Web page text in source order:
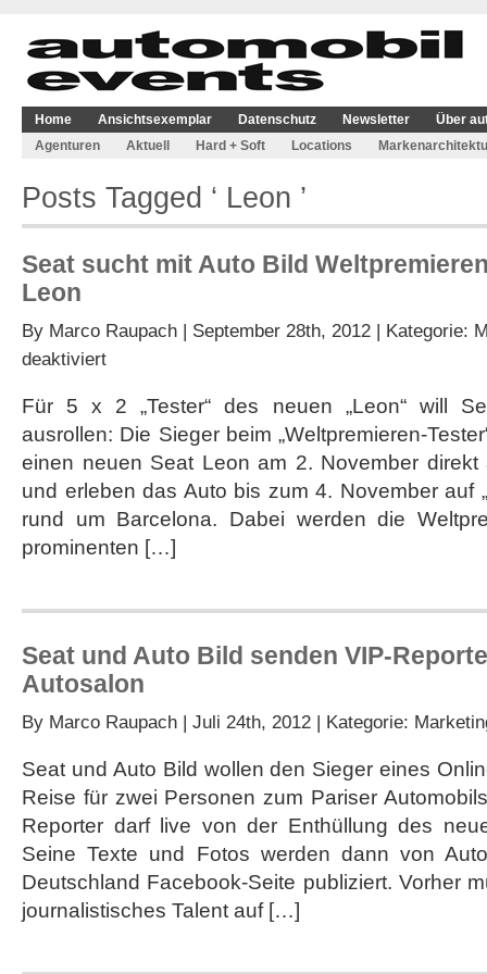
Home Ansichtsexemplar Datenschutz Newsletter
Über
Agenturen
Aktuell Hard + Soft Locations
Posts Tagged ‘ Leon ’
Seat sucht mit Auto Bild
Leon
By Marco Raupach | September 28th, 2012 | Kategorie:
deaktiviertfür
mit
Auto
Weltpremieren-
Tester
für
den
Leon
Für 5 x 2 „Tester“ des neuen „Leon“ will
ausrollen: Die Sieger beim „Weltpremieren-
einen neuen Seat Leon am 2. November
und erleben das Auto bis zum 4. November auf
rund um Barcelona. Dabei werden die
prominenten […]
Seat und Auto Bild senden VIP-
Autosalon
By Marco Raupach | Juli 24th, 2012 | Kategorie:
Seat und Auto Bild wollen den Sieger eines
Reise für zwei Personen zum Pariser
Reporter darf live von der Enthüllung des
Seine Texte und Fotos werden dann von
Deutschland Facebook-Seite publiziert. Vorher
journalistisches Talent auf […]